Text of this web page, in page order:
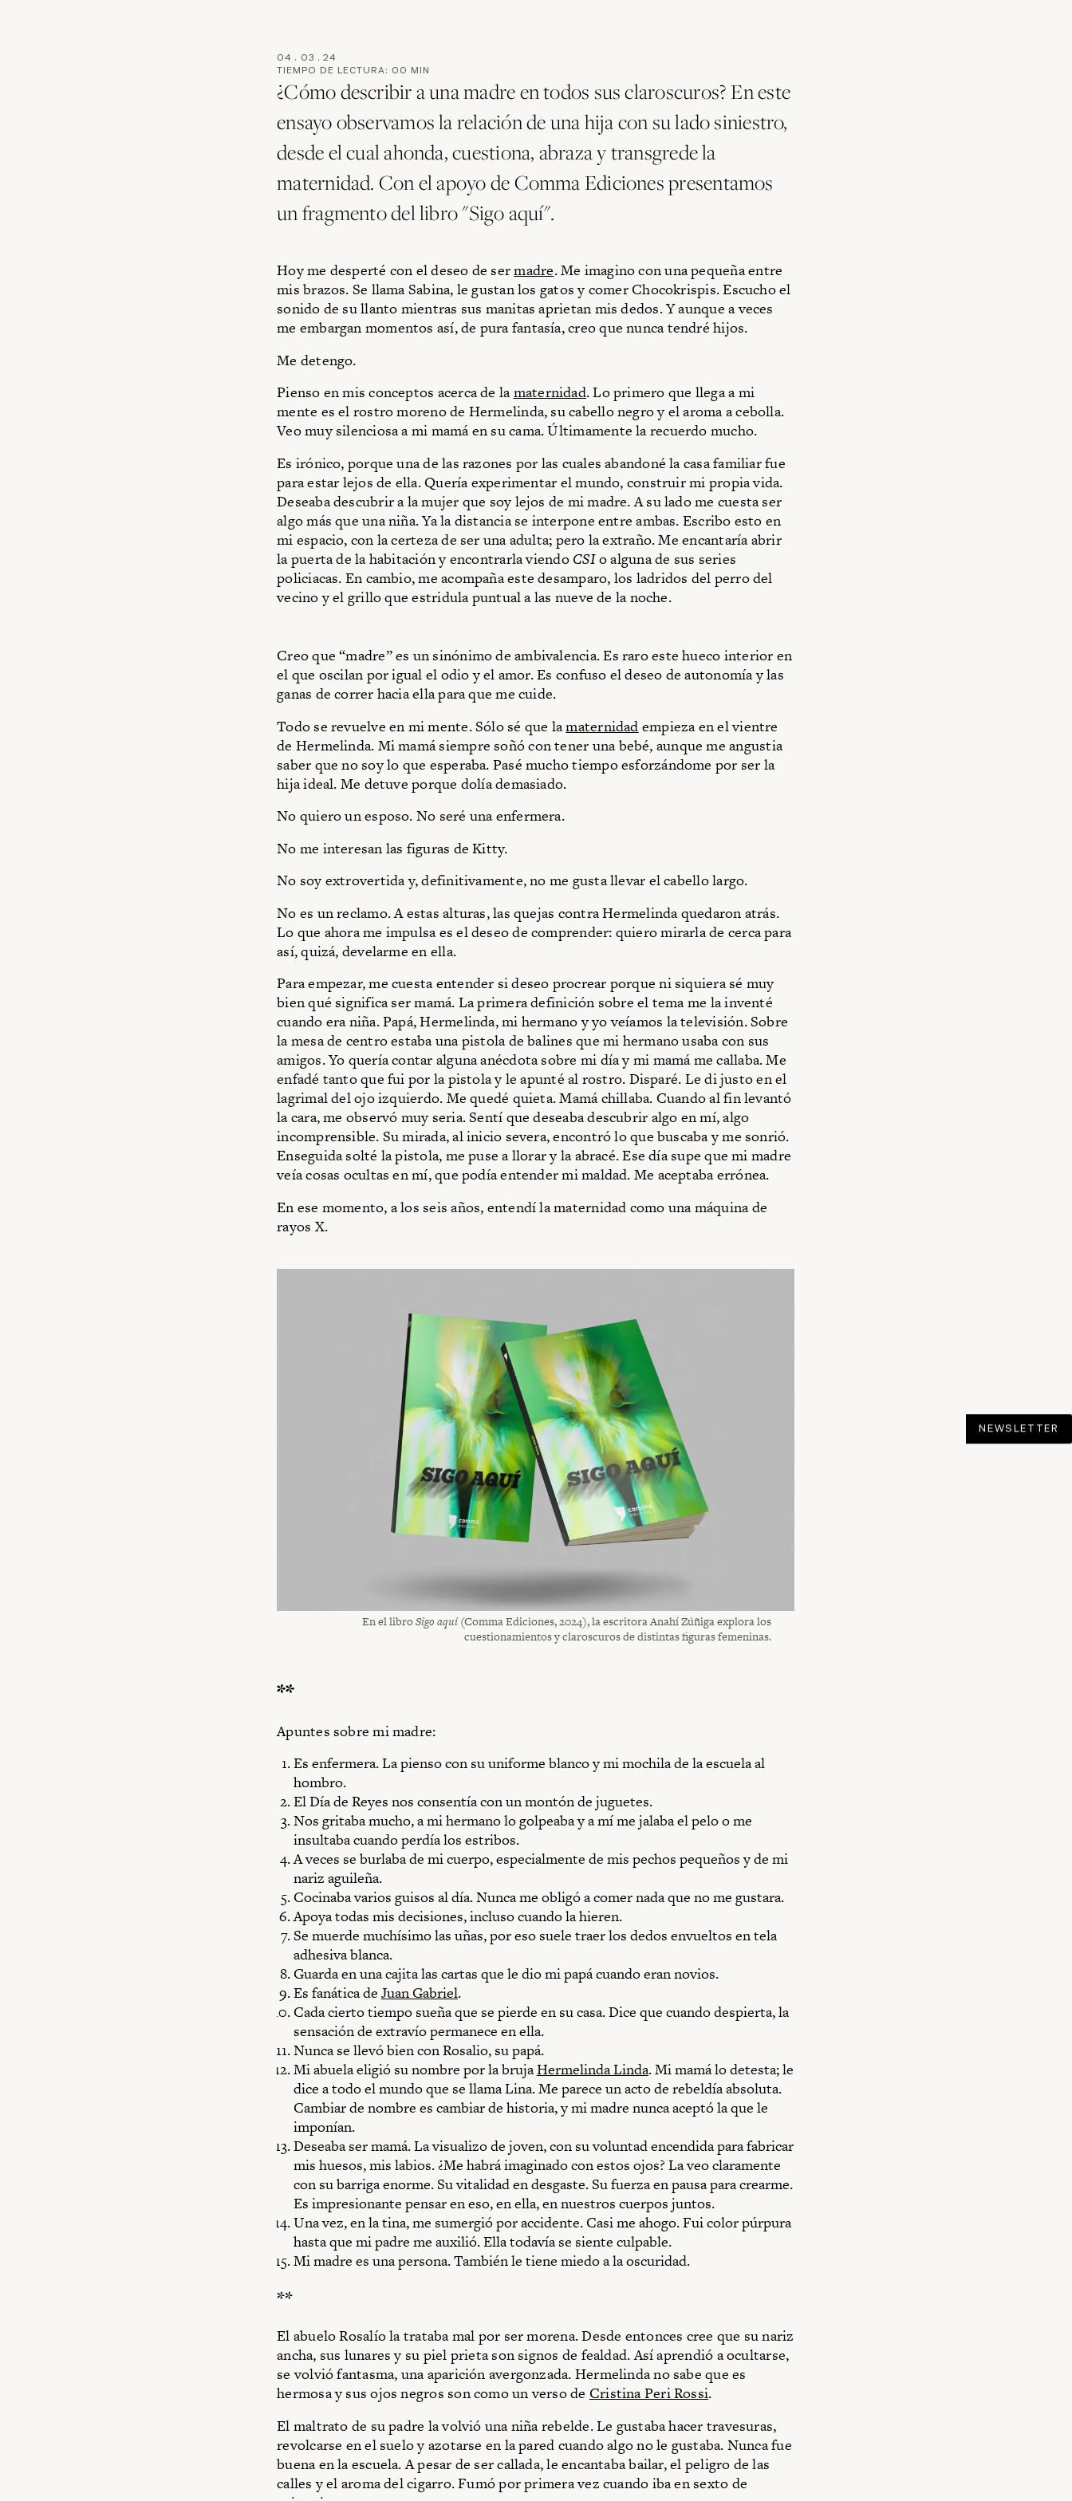
04 . 03 . 24
TIEMPO DE LECTURA: 00 MIN
¿Cómo describir a una madre en todos sus claroscuros? En este
ensayo observamos la relación de una hija con su lado siniestro,
desde el cual ahonda, cuestiona, abraza y transgrede la
maternidad. Con el apoyo de Comma Ediciones presentamos
un fragmento del libro "Sigo aquí".
Hoy me desperté con el deseo de sermadre. Me imagino con una pequeña entre
mis brazos. Se llama Sabina, le gustan los gatos y comer Chocokrispis. Escucho el
sonido de su llanto mientras sus manitas aprietan mis dedos. Y aunque a veces
me embargan momentos así, de pura fantasía, creo que nunca tendré hijos.
Me detengo.
Pienso en mis conceptos acerca de lamaternidad. Lo primero que llega a mi
mente es el rostro moreno de Hermelinda, su cabello negro y el aroma a cebolla.
Veo muy silenciosa a mi mamá en su cama. Últimamente la recuerdo mucho.
Es irónico, porque una de las razones por las cuales abandoné la casa familiar fue
para estar lejos de ella. Quería experimentar el mundo, construir mi propia vida.
Deseaba descubrir a la mujer que soy lejos de mi madre. A su lado me cuesta ser
algo más que una niña. Ya la distancia se interpone entre ambas. Escribo esto en
mi espacio, con la certeza de ser una adulta; pero la extraño. Me encantaría abrir
la puerta de la habitación y encontrarla viendo CSIo alguna de sus series
policiacas. En cambio, me acompaña este desamparo, los ladridos del perro del
vecino y el grillo que estridula puntual a las nueve de la noche.
Creo que “madre” es un sinónimo de ambivalencia. Es raro este hueco interior en
el que oscilan por igual el odio y el amor. Es confuso el deseo de autonomía y las
ganas de correr hacia ella para que me cuide.
Todo se revuelve en mi mente. Sólo sé que lamaternidad empieza en el vientre
de Hermelinda. Mi mamá siempre soñó con tener una bebé, aunque me angustia
saber que no soy lo que esperaba. Pasé mucho tiempo esforzándome por ser la
hija ideal. Me detuve porque dolía demasiado.
No quiero un esposo. No seré una enfermera.
No me interesan las figuras de Kitty.
No soy extrovertida y, definitivamente, no me gusta llevar el cabello largo.
No es un reclamo. A estas alturas, las quejas contra Hermelinda quedaron atrás.
Lo que ahora me impulsa es el deseo de comprender: quiero mirarla de cerca para
así, quizá, develarme en ella.
Para empezar, me cuesta entender si deseo procrear porque ni siquiera sé muy
bien qué significa ser mamá. La primera definición sobre el tema me la inventé
cuando era niña. Papá, Hermelinda, mi hermano y yo veíamos la televisión. Sobre
la mesa de centro estaba una pistola de balines que mi hermano usaba con sus
amigos. Yo quería contar alguna anécdota sobre mi día y mi mamá me callaba. Me
enfadé tanto que fui por la pistola y le apunté al rostro. Disparé. Le di justo en el
lagrimal del ojo izquierdo. Me quedé quieta. Mamá chillaba. Cuando al fin levantó
la cara, me observó muy seria. Sentí que deseaba descubrir algo en mí, algo
incomprensible. Su mirada, al inicio severa, encontró lo que buscaba y me sonrió.
Enseguida solté la pistola, me puse a llorar y la abracé. Ese día supe que mi madre
veía cosas ocultas en mí, que podía entender mi maldad. Me aceptaba errónea.
En ese momento, a los seis años, entendí la maternidad como una máquina de
rayos X.
En el libroSigo aquí(Comma Ediciones, 2024), la escritora Anahí Zúñiga explora los
cuestionamientos y claroscuros de distintas figuras femeninas.
**
Apuntes sobre mi madre:
Es enfermera. La pienso con su uniforme blanco y mi mochila de la escuela al
hombro.
El Día de Reyes nos consentía con un montón de juguetes.
Nos gritaba mucho, a mi hermano lo golpeaba y a mí me jalaba el pelo o me
insultaba cuando perdía los estribos.
A veces se burlaba de mi cuerpo, especialmente de mis pechos pequeños y de mi
nariz aguileña.
Cocinaba varios guisos al día. Nunca me obligó a comer nada que no me gustara.
Apoya todas mis decisiones, incluso cuando la hieren.
Se muerde muchísimo las uñas, por eso suele traer los dedos envueltos en tela
adhesiva blanca.
Guarda en una cajita las cartas que le dio mi papá cuando eran novios.
Es fanática de Juan Gabriel.
Cada cierto tiempo sueña que se pierde en su casa. Dice que cuando despierta, la
sensación de extravío permanece en ella.
Nunca se llevó bien con Rosalio, su papá.
Mi abuela eligió su nombre por la brujaHermelinda Linda. Mi mamá lo detesta; le
dice a todo el mundo que se llama Lina. Me parece un acto de rebeldía absoluta.
Cambiar de nombre es cambiar de historia, y mi madre nunca aceptó la que le
imponían.
Deseaba ser mamá. La visualizo de joven, con su voluntad encendida para fabricar
mis huesos, mis labios. ¿Me habrá imaginado con estos ojos? La veo claramente
con su barriga enorme. Su vitalidad en desgaste. Su fuerza en pausa para crearme.
Es impresionante pensar en eso, en ella, en nuestros cuerpos juntos.
Una vez, en la tina, me sumergió por accidente. Casi me ahogo. Fui color púrpura
hasta que mi padre me auxilió. Ella todavía se siente culpable.
Mi madre es una persona. También le tiene miedo a la oscuridad.
**
El abuelo Rosalío la trataba mal por ser morena. Desde entonces cree que su nariz
ancha, sus lunares y su piel prieta son signos de fealdad. Así aprendió a ocultarse,
se volvió fantasma, una aparición avergonzada. Hermelinda no sabe que es
hermosa y sus ojos negros son como un verso de Cristina Peri Rossi.
El maltrato de su padre la volvió una niña rebelde. Le gustaba hacer travesuras,
revolcarse en el suelo y azotarse en la pared cuando algo no le gustaba. Nunca fue
buena en la escuela. A pesar de ser callada, le encantaba bailar, el peligro de las
calles y el aroma del cigarro. Fumó por primera vez cuando iba en sexto de
NEWSLETTER